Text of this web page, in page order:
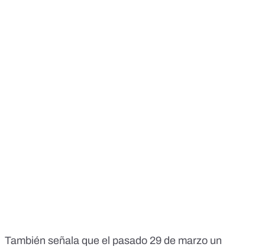
También señala que el pasado 29 de marzo un